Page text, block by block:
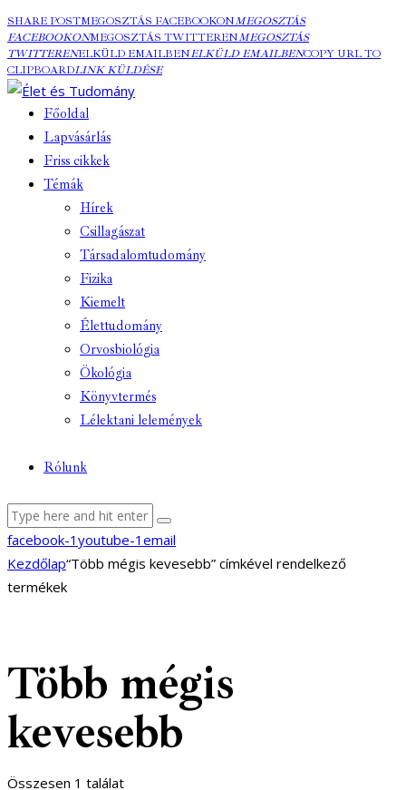
SHARE POSTMEGOSZTÁS FACEBOOKONMEGOSZTÁS
FACEBOOKONMEGOSZTÁS TWITTERENMEGOSZTÁS
TWITTERENELKÜLD EMAILBENELKÜLD EMAILBENCOPY URL TO
CLIPBOARDLINK KÜLDÉSE
Főoldal
Lapvásárlás
Friss cikkek
Témák
Hírek
Csillagászat
Társadalomtudomány
Fizika
Kiemelt
Élettudomány
Orvosbiológia
Ökológia
Könyvtermés
Lélektani lelemények
Rólunk
facebook-1 youtube-1 email
Kezdőlap“Több mégis kevesebb” címkével rendelkező
termékek
Több mégis
kevesebb
Összesen 1 találat